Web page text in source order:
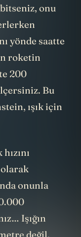
hızla
onu
yönde saatte
roketin
200
Bu
ışık için
onunla
Işığın